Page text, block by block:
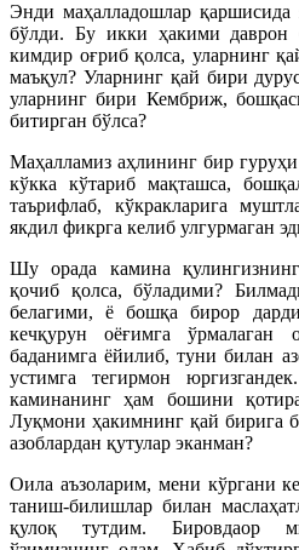
Энди маҳалладошлар
бўлди. Бу икки ҳакими даврон
кимдир оғриб қолса, уларнинг
маъқул? Уларнинг қай бири
уларнинг бири Кембриж,
битирган бўлса?
Маҳалламиз аҳлининг бир
кўкка кўтариб мақташса,
таърифлаб, кўкракларига
якдил фикрга келиб улгурмаган
Шу орада камина
қочиб қолса, бўладими?
белагими, ё бошқа бирор
кечқурун оёғимга ўрмалаган
баданимга ёйилиб, туни билан
устимга тегирмон
каминанинг ҳам бошини
Луқмони ҳакимнинг қай бирига
азоблардан қутулар эканман?
Оила аъзоларим, мени кўргани
таниш-билишлар билан
қулоқ тутдим. Бировдаор